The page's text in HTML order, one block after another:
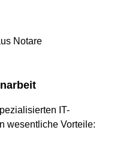
IT-
wesentliche Vorteile: